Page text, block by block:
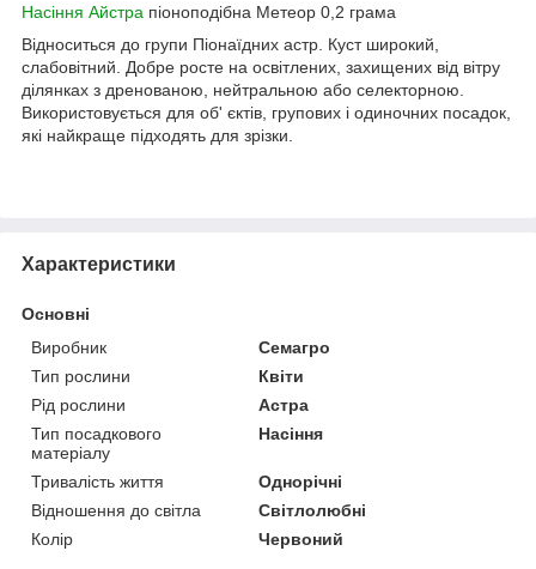
Насіння Айстра піоноподібна Метеор 0,2 грама
Відноситься до групи Піонаїдних астр. Куст широкий,
слабовітний. Добре росте на освітлених, захищених від вітру
ділянках з дренованою, нейтральною або селекторною.
Використовується для об' єктів, групових і одиночних посадок,
які найкраще підходять для зрізки.
Характеристики
Основні
Виробник
Семагро
Тип рослини
Квіти
Рід рослини
Астра
Тип посадкового
матеріалу
Насіння
Тривалість життя
Однорічні
Відношення до світла
Світлолюбні
Колір
Червоний